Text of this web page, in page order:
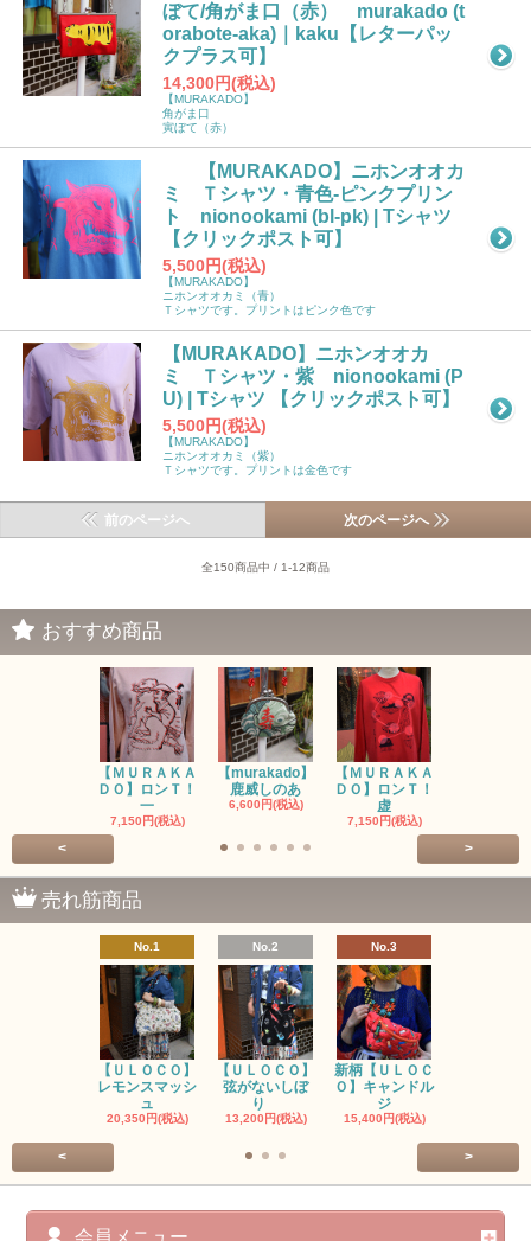
ぼて/角がま口（赤） murakado (t
orabote-aka)｜kaku【レターパッ
クプラス可】
14,300円(税込)
【MURAKADO】
角がま口
寅ぼて（赤）
【MURAKADO】ニホンオオカ
ミ Ｔシャツ・青色-ピンクプリン
ト nionookami (bl-pk) | Tシャツ
【クリックポスト可】
5,500円(税込)
【MURAKADO】
ニホンオオカミ（青）
Ｔシャツです。プリントはピンク色です
【MURAKADO】ニホンオオカ
ミ Ｔシャツ・紫 nionookami (P
U) | Tシャツ 【クリックポスト可】
5,500円(税込)
【MURAKADO】
ニホンオオカミ（紫）
Ｔシャツです。プリントは金色です
前のページへ 次のページへ
全150商品中 / 1-12商品
おすすめ商品
【ＭＵＲＡＫＡ
ＤＯ】ロンＴ！
一
7,150円(税込)
【murakado】
鹿威しのあ
6,600円(税込)
【ＭＵＲＡＫＡ
ＤＯ】ロンＴ！
虚
7,150円(税込)
< >
売れ筋商品
No.1
【ＵＬＯＣＯ】
レモンスマッシ
ュ
20,350円(税込)
No.2
【ＵＬＯＣＯ】
弦がないしぼ
り
13,200円(税込)
No.3
新柄【ＵＬＯＣ
Ｏ】キャンドル
ジ
15,400円(税込)
< >
会員メニュー